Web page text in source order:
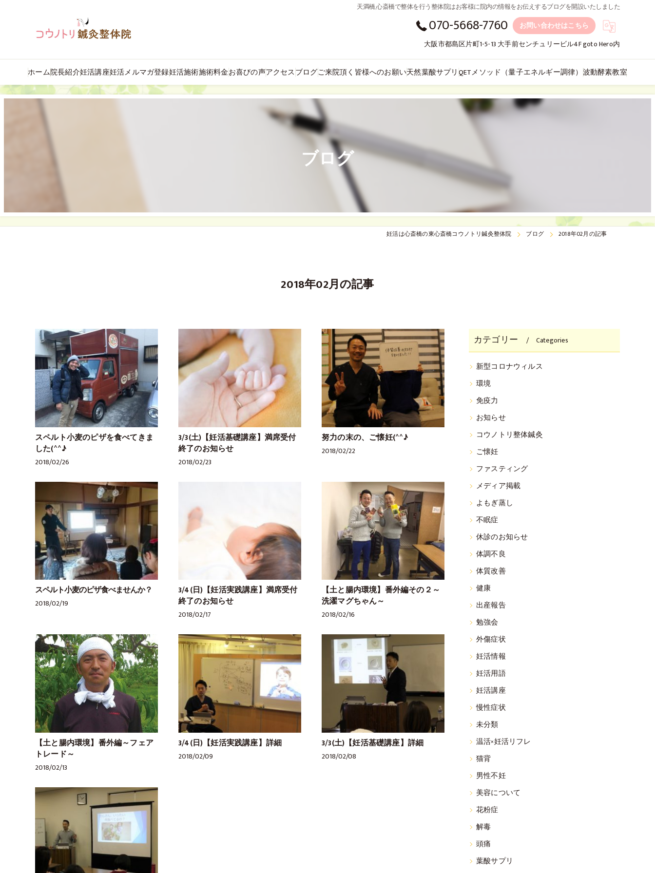
天満橋,心斎橋で整体を行う整体院はお客様に院内の情報をお伝えするブログを開設いたしました
070-5668-7760
お問い合わせはこちら
大阪市都島区片町1-5-13 大手前センチュリービル4F goto Hero内
ホーム院長紹介妊活講座妊活メルマガ登録妊活施術施術料金お喜びの声アクセスブログご来院頂く皆様へのお願い天然葉酸サプリ QETメソッド（量子エネルギー調律） 波動酵素教室
ブログ
妊活は心斎橋の東心斎橋コウノトリ鍼灸整体院 ブログ 2018年02月の記事
2018年02月の記事
スペルト小麦のピザを食べてきま
した(^^♪
2018/02/26
3/3(土)【妊活基礎講座】満席受付
終了のお知らせ
2018/02/23
努力の末の、ご懐妊(^^♪
2018/02/22
スペルト小麦のピザ食べませんか？
2018/02/19
3/4(日)【妊活実践講座】満席受付
終了のお知らせ
2018/02/17
【土と腸内環境】番外編その２～
洗濯マグちゃん～
2018/02/16
【土と腸内環境】番外編～フェア
トレード～
2018/02/13
3/4(日)【妊活実践講座】詳細
2018/02/09
3/3(土)【妊活基礎講座】詳細
2018/02/08
カテゴリー Categories
新型コロナウィルス
環境
免疫力
お知らせ
コウノトリ整体鍼灸
ご懐妊
ファスティング
メディア掲載
よもぎ蒸し
不眠症
休診のお知らせ
体調不良
体質改善
健康
出産報告
勉強会
外傷症状
妊活情報
妊活用語
妊活講座
慢性症状
未分類
温活×妊活リフレ
猫背
男性不妊
美容について
花粉症
解毒
頭痛
葉酸サプリ